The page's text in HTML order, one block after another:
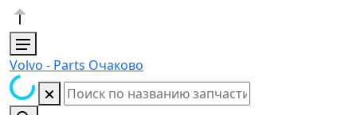
Volvo - Parts Очаково